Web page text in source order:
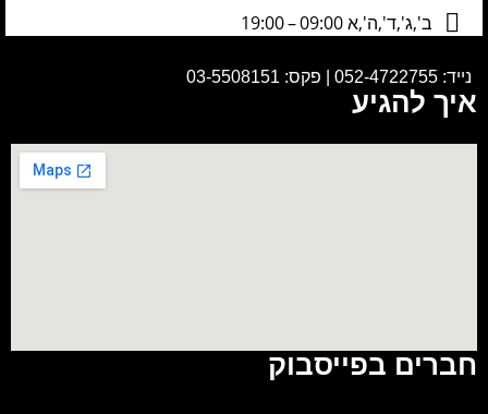
ב',ג',ד',ה',א 09:00 – 19:00
נייד: 052-4722755 פקס: 03-5508151
איך להגיע
חברים בפייסבוק